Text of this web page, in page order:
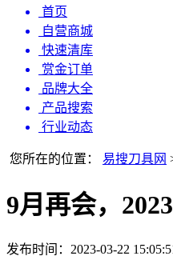
首页
自营商城
快速清库
赏金订单
品牌大全
产品搜索
行业动态
您所在的位置： 易搜刀具网
9月再会，
发布时间：2023-03-22